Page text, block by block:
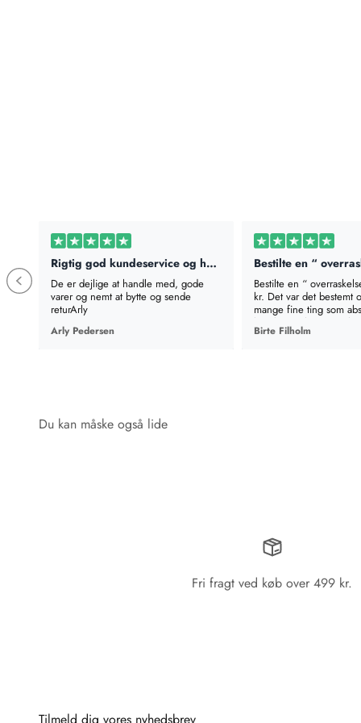
Rigtig god kundeservice og hurtig levering
De er dejlige at handle med, gode
varer og nemt at bytte og sende
returArly
Arly Pedersen
Bestilte en “
kr. Det var det bestemt
mange fine ting som
brugbart. Fik næsten
en mere, til den pris
Birte Filholm
Fri fragt ved køb over 499 kr.